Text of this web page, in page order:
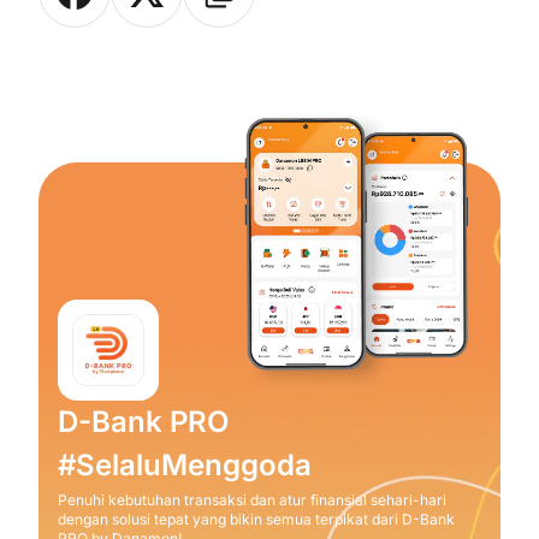
D-Bank PRO
#SelaluMenggoda
Penuhi kebutuhan transaksi dan atur finansial sehari-hari
dengan solusi tepat yang bikin semua terpikat dari D-Bank